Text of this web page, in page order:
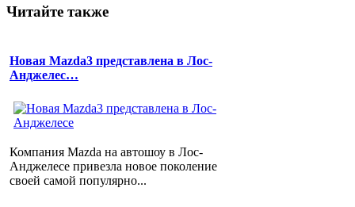
Читайте также
Новая Mazda3 представлена в Лос-
Анджелес…
Компания Mazda на автошоу в Лос-
Анджелесе привезла новое поколение
своей самой популярно...